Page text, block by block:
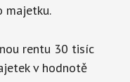
majetku.
rentu 30 tisíc
v hodnotě